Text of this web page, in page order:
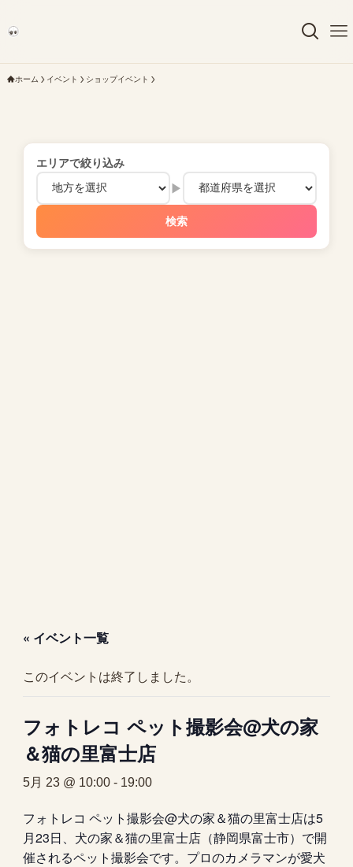
ホーム イベント ショップイベント
エリアで絞り込み
▶
検索
« イベント一覧
このイベントは終了しました。
フォトレコ ペット撮影会@犬の家
＆猫の里富士店
5月 23 @ 10:00- 19:00
フォトレコ ペット撮影会@犬の家＆猫の里富士店は5
月23日、犬の家＆猫の里富士店（静岡県富士市）で開
催されるペット撮影会です。プロのカメラマンが愛犬